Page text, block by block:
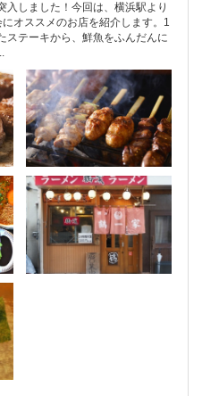
入しました！今回は、横浜駅より
オススメのお店を紹介します。1
ステーキから、鮮魚をふんだんに